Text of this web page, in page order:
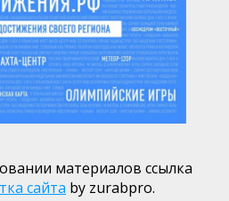
материалов ссылка
сайта by zurabpro.